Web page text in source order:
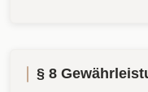
§ 8